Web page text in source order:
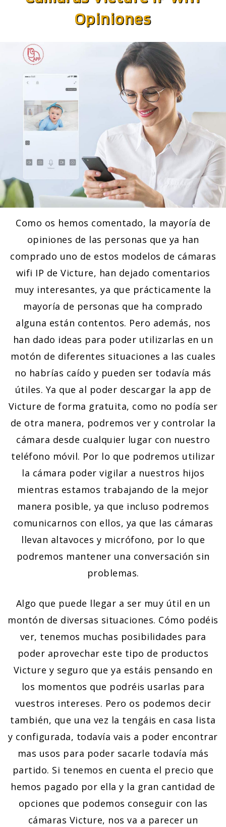
Opiniones
Como os hemos comentado, la mayoría de
opiniones de las personas que ya han
comprado uno de estos modelos de cámaras
wifi IP de Victure, han dejado comentarios
muy interesantes, ya que prácticamente la
mayoría de personas que ha comprado
alguna están contentos. Pero además, nos
han dado ideas para poder utilizarlas en un
motón de diferentes situaciones a las cuales
no habrías caído y pueden ser todavía más
útiles. Ya que al poder descargar la app de
Victure de forma gratuita, como no podía ser
de otra manera, podremos ver y controlar la
cámara desde cualquier lugar con nuestro
teléfono móvil. Por lo que podremos utilizar
la cámara poder vigilar a nuestros hijos
mientras estamos trabajando de la mejor
manera posible, ya que incluso podremos
comunicarnos con ellos, ya que las cámaras
llevan altavoces y micrófono, por lo que
podremos mantener una conversación sin
problemas.
Algo que puede llegar a ser muy útil en un
montón de diversas situaciones. Cómo podéis
ver, tenemos muchas posibilidades para
poder aprovechar este tipo de productos
Victure y seguro que ya estáis pensando en
los momentos que podréis usarlas para
vuestros intereses. Pero os podemos decir
también, que una vez la tengáis en casa lista
y configurada, todavía vais a poder encontrar
mas usos para poder sacarle todavía más
partido. Si tenemos en cuenta el precio que
hemos pagado por ella y la gran cantidad de
opciones que podemos conseguir con las
cámaras Victure, nos va a parecer un